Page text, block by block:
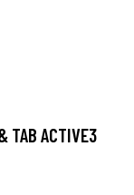
TAB ACTIVE3